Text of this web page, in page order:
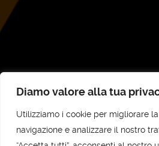
Diamo valore alla tua
Utilizziamo i cookie per migliorare
navigazione e analizzare il nostro
© UNI-COM STP SRL